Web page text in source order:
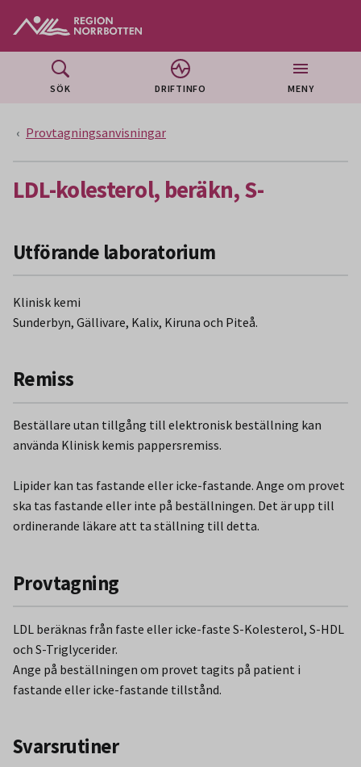
SÖK DRIFTINFO MENY
Provtagningsanvisningar
LDL-kolesterol, beräkn, S-
Utförande laboratorium
Klinisk kemi
Sunderbyn, Gällivare, Kalix, Kiruna och Piteå.
Remiss
Beställare utan tillgång till elektronisk beställning kan
använda Klinisk kemis pappersremiss.
Lipider kan tas fastande eller icke-fastande. Ange om provet
ska tas fastande eller inte på beställningen. Det är upp till
ordinerande läkare att ta ställning till detta.
Provtagning
LDL beräknas från faste eller icke-faste S-Kolesterol, S-HDL
och S-Triglycerider.
Ange på beställningen om provet tagits på patient i
fastande eller icke-fastande tillstånd.
Svarsrutiner